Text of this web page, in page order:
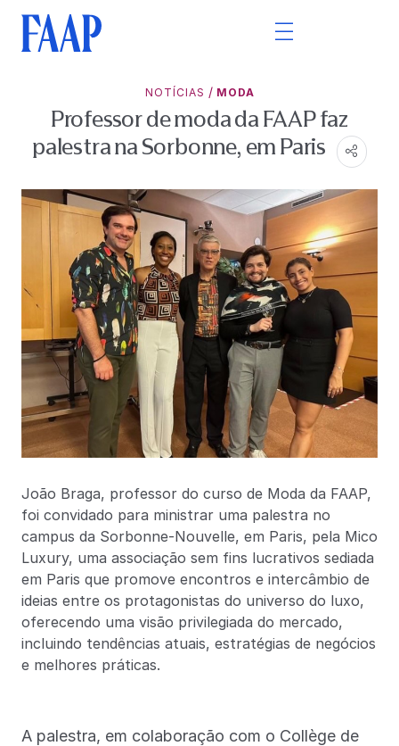
NOTÍCIAS / MODA
Professor de moda da FAAP faz
palestra na Sorbonne, em Paris
João Braga, professor do curso de Moda da FAAP,
foi convidado para ministrar uma palestra no
campus da Sorbonne-Nouvelle, em Paris, pela Mico
Luxury, uma associação sem fins lucrativos sediada
em Paris que promove encontros e intercâmbio de
ideias entre os protagonistas do universo do luxo,
oferecendo uma visão privilegiada do mercado,
incluindo tendências atuais, estratégias de negócios
e melhores práticas.
A palestra, em colaboração com o Collège de